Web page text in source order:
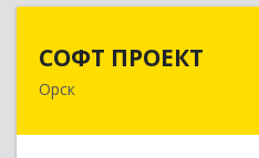
СОФТ ПРОЕКТ
Орск